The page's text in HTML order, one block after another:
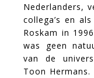
Nederlanders,
collega’s en
Roskam in
was geen
van de
Toon